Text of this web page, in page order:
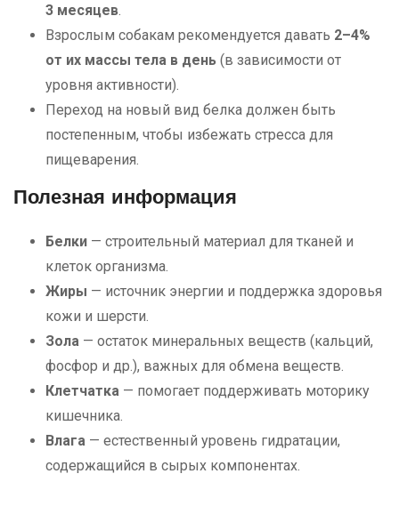
3 месяцев
Взрослым собакам рекомендуется давать 2–4%
от их массы тела в день (в зависимости от
уровня активности).
Переход на новый вид белка должен быть
постепенным, чтобы избежать стресса для
пищеварения.
Полезная информация
Белки — строительный материал для тканей и
клеток организма.
Жиры — источник энергии и поддержка здоровья
кожи и шерсти.
Зола — остаток минеральных веществ (кальций,
фосфор и др.), важных для обмена веществ.
Клетчатка — помогает поддерживать моторику
кишечника.
Влага — естественный уровень гидратации,
содержащийся в сырых компонентах.